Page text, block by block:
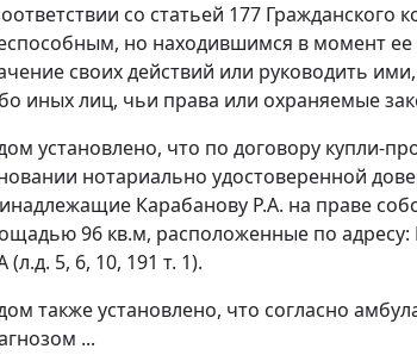
со статьей 177 Гражданского
но находившимся в момент
своих действий или руководить
иных лиц, чьи права или охраняемые
установлено, что по договору купли-
нотариально удостоверенной
Карабанову Р.А. на праве
96 кв.м, расположенные по
(л.д. 5, 6, 10, 191 т. 1).
также установлено, что согласно
...